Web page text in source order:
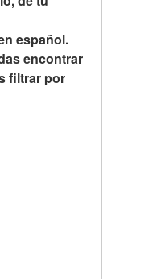
español.
encontrar
filtrar por